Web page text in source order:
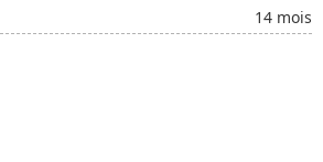
14 mois